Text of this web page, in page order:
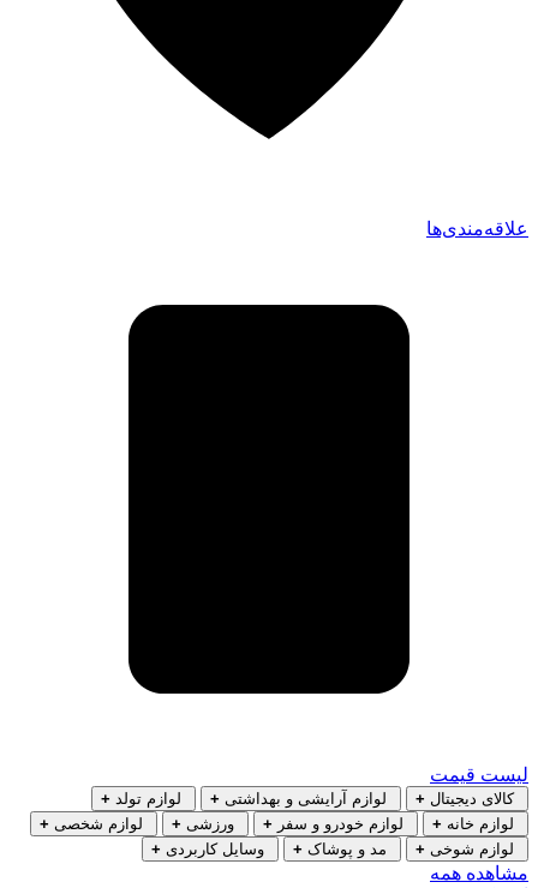
علاقه‌مندی‌ها
لیست قیمت
کالای دیجیتال + لوازم آرایشی و بهداشتی + لوازم تولد +
لوازم خانه + لوازم خودرو و سفر + ورزشی + لوازم شخصی +
لوازم شوخی + مد و پوشاک + وسایل کاربردی +
مشاهده همه